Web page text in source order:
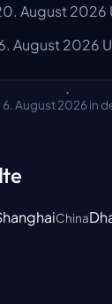
August 2026
August 2026
August 2026 in
China